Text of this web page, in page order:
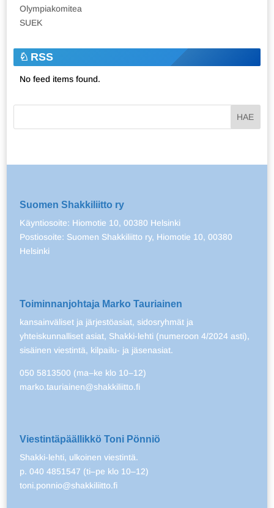
Olympiakomitea
SUEK
RSS
No feed items found.
Suomen Shakkiliitto ry
Käyntiosoite: Hiomotie 10, 00380 Helsinki
Postiosoite: Suomen Shakkiliitto ry, Hiomotie 10, 00380
Helsinki
Toiminnanjohtaja Marko Tauriainen
kansainväliset ja järjestöasiat, sidosryhmät ja
yhteiskunnalliset asiat, Shakki-lehti (numeroon 4/2024 asti),
sisäinen viestintä, kilpailu- ja jäsenasiat.
050 5813500 (ma–ke klo 10–12)
marko.tauriainen@shakkiliitto.fi
Viestintäpäällikkö Toni Pönniö
Shakki-lehti, ulkoinen viestintä.
p. 040 4851547 (ti–pe klo 10–12)
toni.ponnio@shakkiliitto.fi